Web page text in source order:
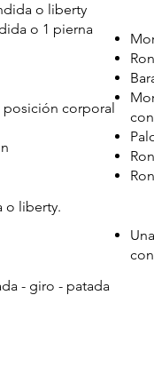
o liberty
o 1 pierna
posición corporal
o liberty.
- giro - patada